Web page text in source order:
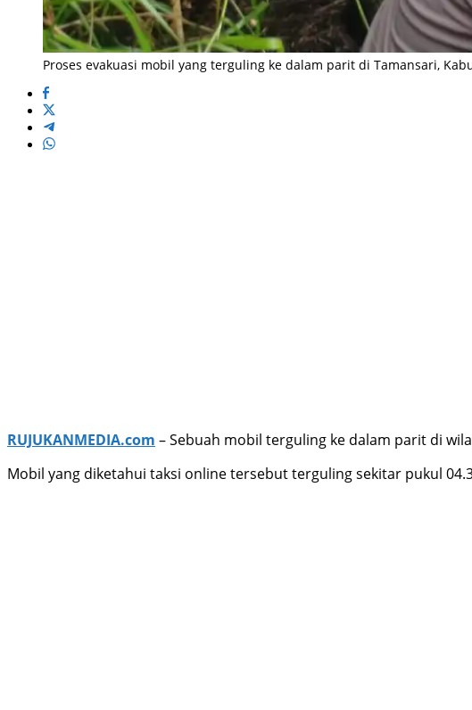
Proses evakuasi mobil yang terguling ke dalam parit di Tamansari,
RUJUKANMEDIA.com – Sebuah mobil terguling ke dalam parit di
Mobil yang diketahui taksi online tersebut terguling sekitar pukul